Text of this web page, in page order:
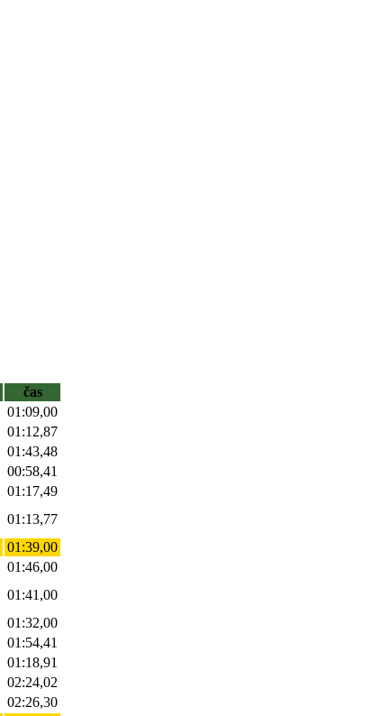
čas
01:09,00
01:12,87
01:43,48
00:58,41
01:17,49
01:13,77
01:39,00
01:46,00
01:41,00
01:32,00
01:54,41
01:18,91
02:24,02
02:26,30